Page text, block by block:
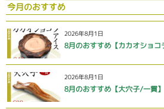
今月のおすすめ
2026年8月1日
8月のおすすめ【カカオショコ
2026年8月1日
8月のおすすめ【大穴子/一貫】